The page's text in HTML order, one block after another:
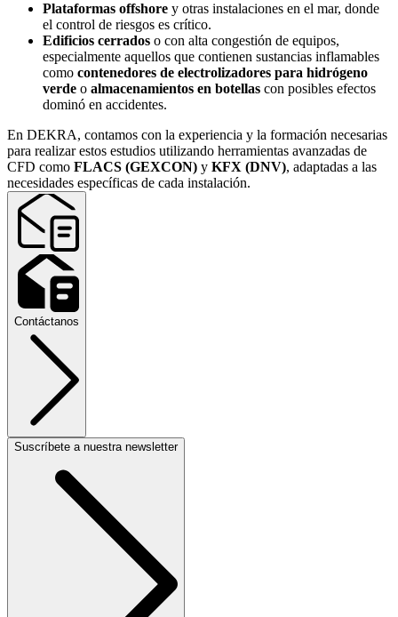
Plataformas offshore y otras instalaciones en el mar, donde
el control de riesgos es crítico.
Edificios cerrados o con alta congestión de equipos,
especialmente aquellos que contienen sustancias inflamables
como contenedores de electrolizadores para hidrógeno
verde o almacenamientos en botellas con posibles efectos
dominó en accidentes.
En DEKRA, contamos con la experiencia y la formación necesarias
para realizar estos estudios utilizando herramientas avanzadas de
CFD como FLACS (GEXCON) y KFX (DNV), adaptadas a las
necesidades específicas de cada instalación.
Contáctanos
Suscríbete a nuestra newsletter